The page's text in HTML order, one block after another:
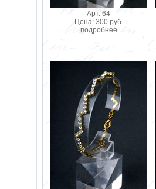
Арт. 64
Цена: 300 руб.
подробнее